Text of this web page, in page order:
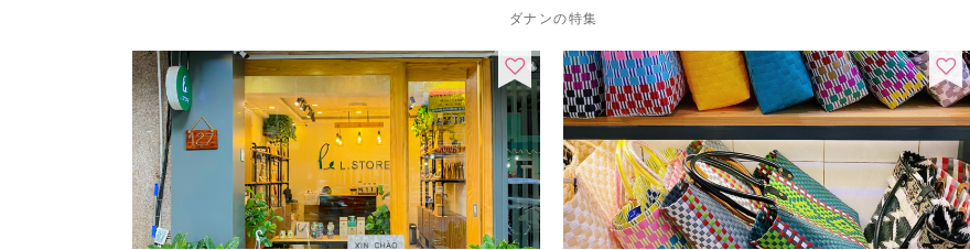
ダナンの特集